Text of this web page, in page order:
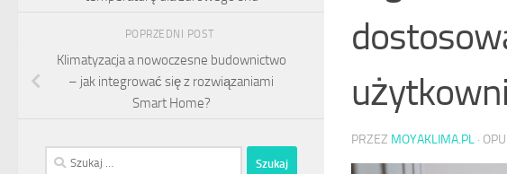
PRZEZ MOYAKLIMA.PL ·
POPRZEDNI POST
Klimatyzacja a nowoczesne budownictwo
– jak integrować się z rozwiązaniami
Smart Home?
Szukaj: